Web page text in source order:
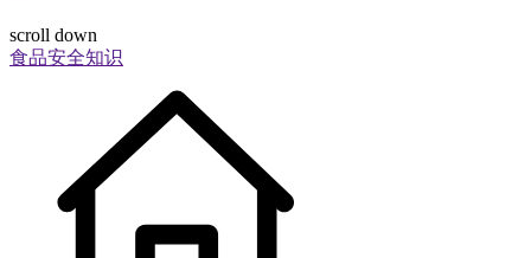
scroll down
食品安全知识